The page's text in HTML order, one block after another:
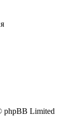
phpBB Limited